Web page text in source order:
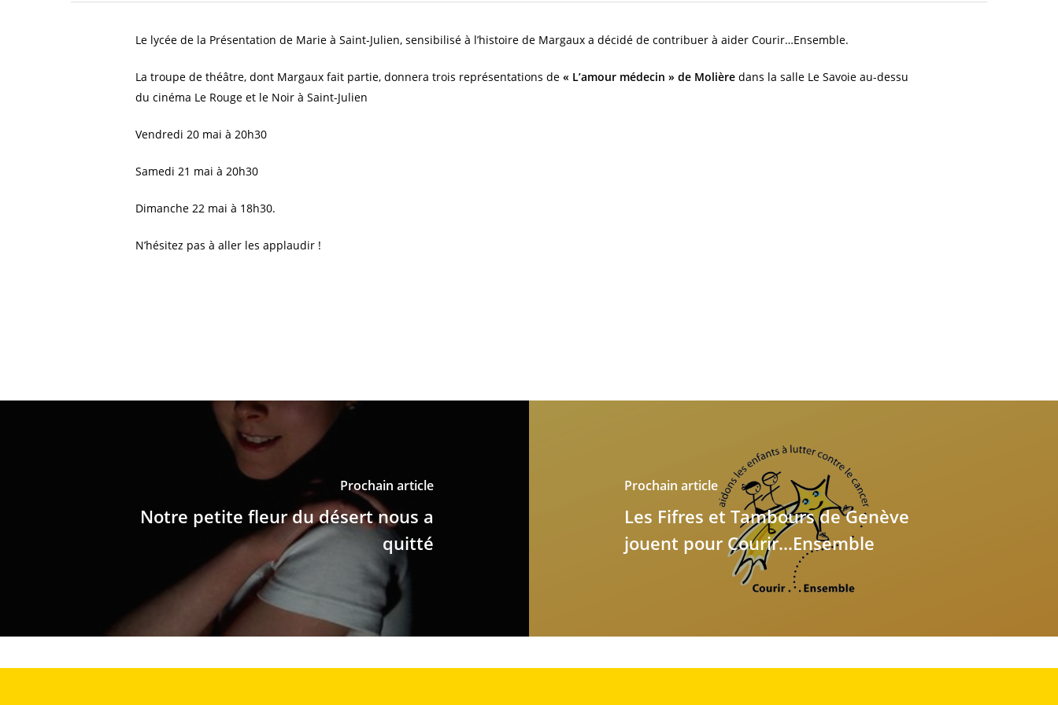
Le lycée de la Présentation de Marie à Saint-Julien, sensibilisé à l’histoire de Margaux a décidé de contribuer à aider Courir…Ensemble.
La troupe de théâtre, dont Margaux fait partie, donnera trois représentations de « L’amour médecin » de Molière dans la salle Le Savoie au-dessu
du cinéma Le Rouge et le Noir à Saint-Julien
Vendredi 20 mai à 20h30
Samedi 21 mai à 20h30
Dimanche 22 mai à 18h30.
N’hésitez pas à aller les applaudir !
Prochain article
Notre petite fleur du désert nous a
quitté
Prochain article
Les Fifres et Tambours de Genève
jouent pour Courir...Ensemble